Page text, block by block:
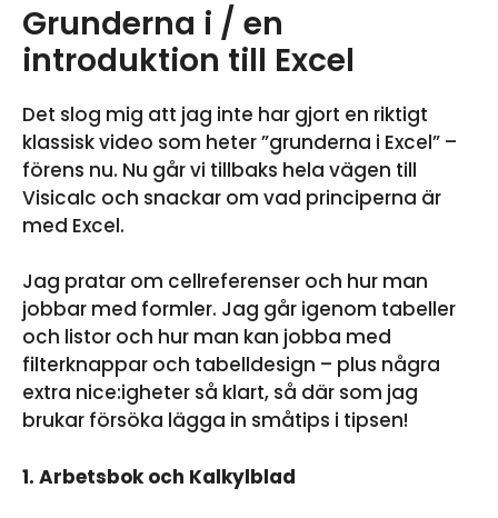
Grunderna i / en
introduktion till Excel
Det slog mig att jag inte har gjort en riktigt
klassisk video som heter ”grunderna i Excel” –
förens nu. Nu går vi tillbaks hela vägen till
Visicalc och snackar om vad principerna är
med Excel.
Jag pratar om cellreferenser och hur man
jobbar med formler. Jag går igenom tabeller
och listor och hur man kan jobba med
filterknappar och tabelldesign – plus några
extra nice:igheter så klart, så där som jag
brukar försöka lägga in småtips i tipsen!
1. Arbetsbok och Kalkylblad